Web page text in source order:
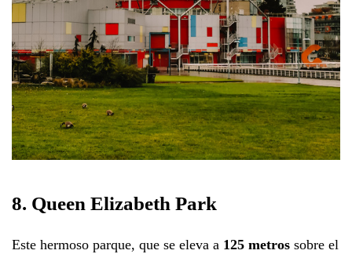
8. Queen Elizabeth Park
Este hermoso parque, que se eleva a 125 metros sobre el